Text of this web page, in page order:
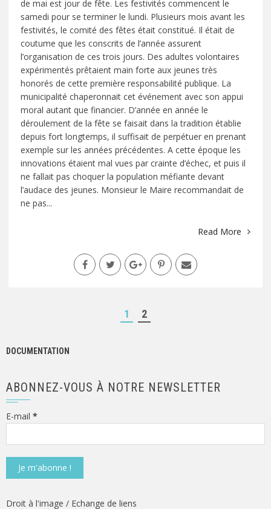
de mai est jour de fête. Les festivités commencent le
samedi pour se terminer le lundi. Plusieurs mois avant les
festivités, le comité des fêtes était constitué. Il était de
coutume que les conscrits de l’année assurent
l’organisation de ces trois jours. Des adultes volontaires
expérimentés prêtaient main forte aux jeunes très
honorés de cette première responsabilité publique. La
municipalité chaperonnait cet événement avec son appui
moral autant que financier. D’année en année le
déroulement de la fête se faisait dans la tradition établie
depuis fort longtemps, il suffisait de perpétuer en prenant
exemple sur les années précédentes. A cette époque les
innovations étaient mal vues par crainte d’échec, et puis il
ne fallait pas choquer la population méfiante devant
l’audace des jeunes. Monsieur le Maire recommandait de
ne pas...
Read More
1 2
DOCUMENTATION
ABONNEZ-VOUS À NOTRE NEWSLETTER
E-mail *
Droit à l'image / Echange de liens